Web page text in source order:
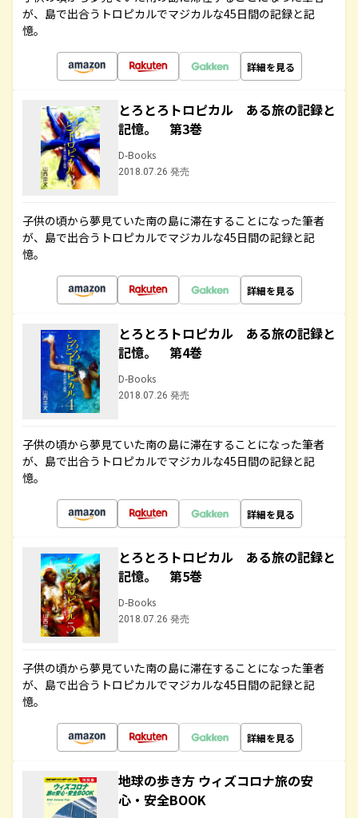
が、島で出合うトロピカルでマジカルな45日間の記録と記
憶。
詳細を見る
とろとろトロピカル ある旅の記録と
記憶。 第3巻
D-Books
2018.07.26 発売
子供の頃から夢見ていた南の島に滞在することになった筆者
が、島で出合うトロピカルでマジカルな45日間の記録と記
憶。
詳細を見る
とろとろトロピカル ある旅の記録と
記憶。 第4巻
D-Books
2018.07.26 発売
子供の頃から夢見ていた南の島に滞在することになった筆者
が、島で出合うトロピカルでマジカルな45日間の記録と記
憶。
詳細を見る
とろとろトロピカル ある旅の記録と
記憶。 第5巻
D-Books
2018.07.26 発売
子供の頃から夢見ていた南の島に滞在することになった筆者
が、島で出合うトロピカルでマジカルな45日間の記録と記
憶。
詳細を見る
地球の歩き方 ウィズコロナ旅の安
心・安全BOOK